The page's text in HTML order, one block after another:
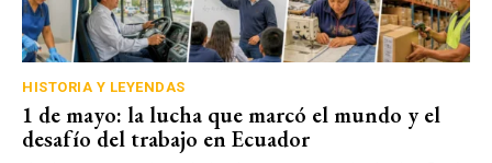
HISTORIA Y LEYENDAS
1 de mayo: la lucha que marcó el mundo y el
desafío del trabajo en Ecuador